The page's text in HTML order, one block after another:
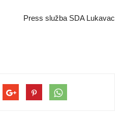
Press služba SDA Lukavac